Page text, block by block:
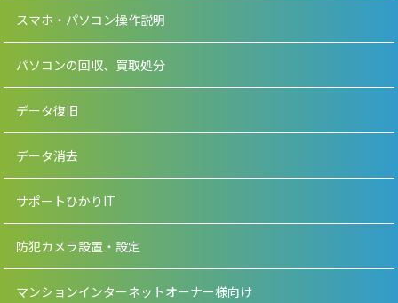
スマホ・パソコン操作説明
パソコンの回収、買取処分
データ復旧
データ消去
サポートひかりIT
防犯カメラ設置・設定
マンションインターネットオーナー様向け